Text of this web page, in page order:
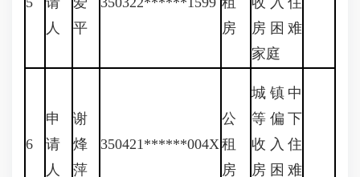
人
平
房
房困难
家庭
6
申
请
人
谢
烽
萍
350421******004X
公
租
房
城镇中
等偏下
收入住
房困难